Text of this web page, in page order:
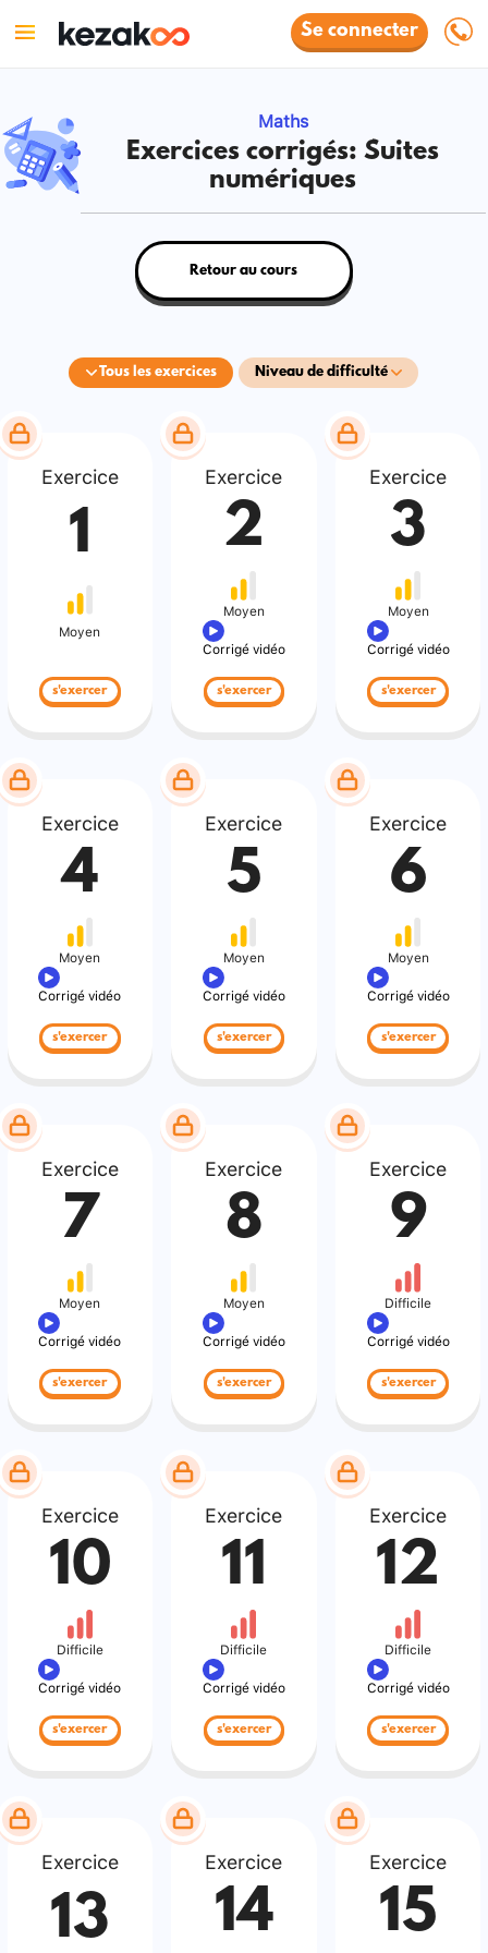
Se connecter
Maths
Exercices corrigés: Suites
numériques
Tous les exercices Niveau de difficulté
Retour au cours
Exercice
1
Moyen
s'exercer
Exercice
2
Moyen
Corrigé vidéo
s'exercer
Exercice
3
Moyen
Corrigé vidéo
s'exercer
Exercice
4
Moyen
Corrigé vidéo
s'exercer
Exercice
5
Moyen
Corrigé vidéo
s'exercer
Exercice
6
Moyen
Corrigé vidéo
s'exercer
Exercice
7
Moyen
Corrigé vidéo
s'exercer
Exercice
8
Moyen
Corrigé vidéo
s'exercer
Exercice
9
Difficile
Corrigé vidéo
s'exercer
Exercice
10
Difficile
Corrigé vidéo
s'exercer
Exercice
11
Difficile
Corrigé vidéo
s'exercer
Exercice
12
Difficile
Corrigé vidéo
s'exercer
Exercice
13
Exercice
14
Exercice
15